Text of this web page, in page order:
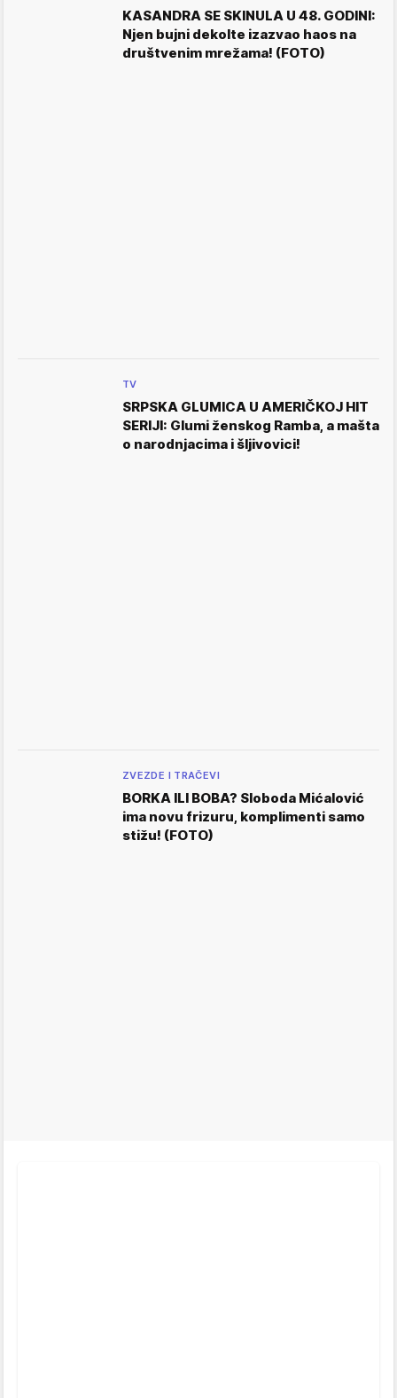
KASANDRA SE SKINULA U 48. GODINI:
Njen bujni dekolte izazvao haos na
društvenim mrežama! (FOTO)
TV
SRPSKA GLUMICA U AMERIČKOJ HIT
SERIJI: Glumi ženskog Ramba, a mašta
o narodnjacima i šljivovici!
ZVEZDE I TRAČEVI
BORKA ILI BOBA? Sloboda Mićalović
ima novu frizuru, komplimenti samo
stižu! (FOTO)